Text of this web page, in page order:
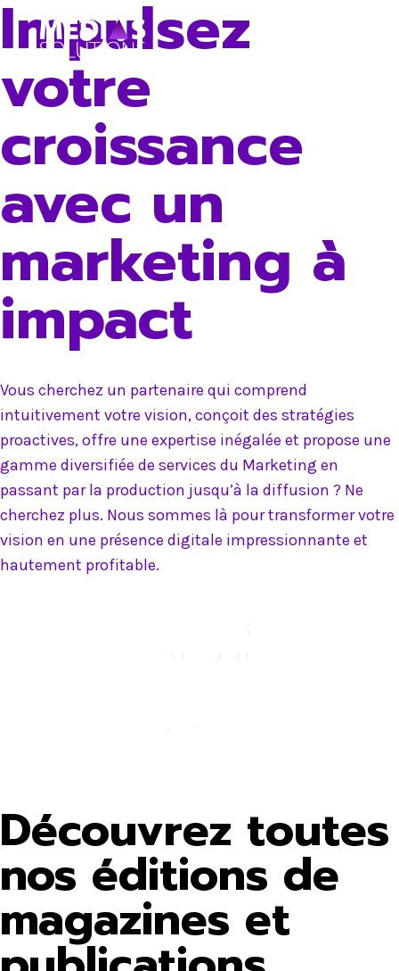
Skip
Impulsez
votre
croissance
avec un
marketing à
impact
Vous cherchez un partenaire qui comprend
intuitivement votre vision, conçoit des stratégies
proactives, offre une expertise inégalée et propose une
gamme diversifiée de services du Marketing en
passant par la production jusqu’à la diffusion ? Ne
cherchez plus. Nous sommes là pour transformer votre
vision en une présence digitale impressionnante et
hautement profitable.
Découvrez toutes
nos éditions de
magazines et